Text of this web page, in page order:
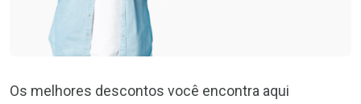
Os melhores descontos você encontra aqui